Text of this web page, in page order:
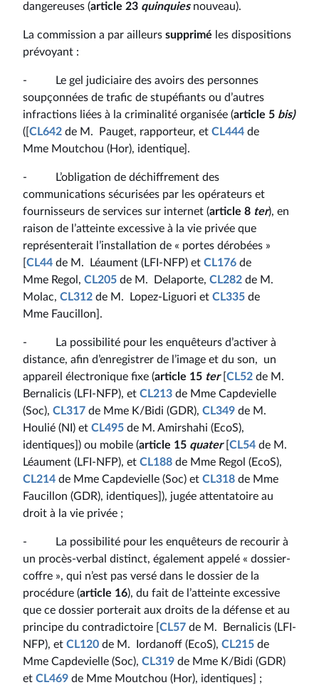
dangereuses (article 23 quinquies nouveau).
La commission a par ailleurs supprimé les dispositions
prévoyant :
- Le gel judiciaire des avoirs des personnes
soupçonnées de trafic de stupéfiants ou d’autres
infractions liées à la criminalité organisée (article 5 bis)
([ CL642 de M. Pauget, rapporteur, et CL444 de
Mme Moutchou (Hor), identique].
- L’obligation de déchiffrement des
communications sécurisées par les opérateurs et
fournisseurs de services sur internet (article 8 ter), en
raison de l’atteinte excessive à la vie privée que
représenterait l’installation de « portes dérobées »
CL44 de M. Léaument (LFI-NFP) et CL176 de
Mme Regol, CL205 de M. Delaporte, CL282 de M.
Molac, CL312 de M. Lopez-Liguori et CL335 de
Mme Faucillon].
- La possibilité pour les enquêteurs d’activer à
distance, afin d’enregistrer de l’image et du son, un
appareil électronique fixe (article 15 ter CL52 de M.
Bernalicis (LFI-NFP), et CL213 de Mme Capdevielle
(Soc), CL317 de Mme K/Bidi (GDR), CL349 de M.
Houlié (NI) et CL495 de M. Amirshahi (EcoS),
identiques]) ou mobile (article 15 quater CL54 de M.
Léaument (LFI-NFP), et CL188 de Mme Regol (EcoS),
CL214 de Mme Capdevielle (Soc) et CL318 de Mme
Faucillon (GDR), identiques]), jugée attentatoire au
droit à la vie privée ;
- La possibilité pour les enquêteurs de recourir à
un procès-verbal distinct, également appelé « dossier-
coffre », qui n’est pas versé dans le dossier de la
procédure (article 16), du fait de l’atteinte excessive
que ce dossier porterait aux droits de la défense et au
principe du contradictoire [ CL57 de M. Bernalicis (LFI-
NFP), et CL120 de M. Iordanoff (EcoS), CL215 de
Mme Capdevielle (Soc), CL319 de Mme K/Bidi (GDR)
et CL469 de Mme Moutchou (Hor), identiques] ;